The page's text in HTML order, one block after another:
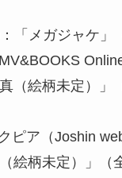
「メガジャケ」
（絵柄未定）」
ピア（Joshin
絵柄未定）」（